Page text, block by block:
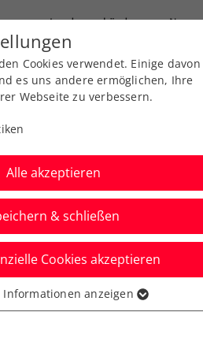
Landesverbände News
Services Über uns
Lotz
Cookies verwendet. Einige
es uns andere ermöglichen, Ihre
Webseite zu verbessern.
Alle akzeptieren
& schließen
Cookies akzeptieren
für grundlegende Funktionen der
ist gewährleistet, dass die
Informationen anzeigen